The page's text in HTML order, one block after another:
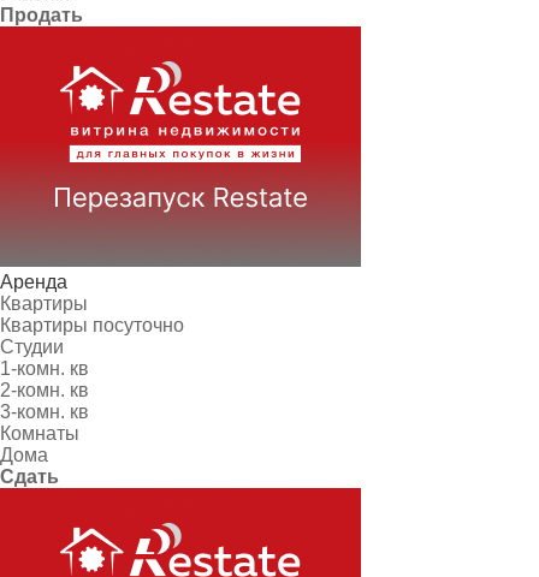
Продать
Аренда
Квартиры
Квартиры посуточно
Студии
1-комн. кв
2-комн. кв
3-комн. кв
Комнаты
Дома
Сдать